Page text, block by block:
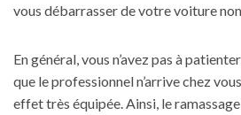
vous débarrasser de votre voiture
En général, vous n’avez pas à
que le professionnel n’arrive chez
effet très équipée. Ainsi, le